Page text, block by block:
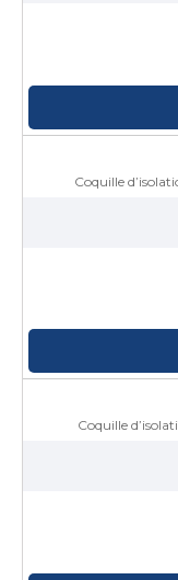
Coquille
Coquille